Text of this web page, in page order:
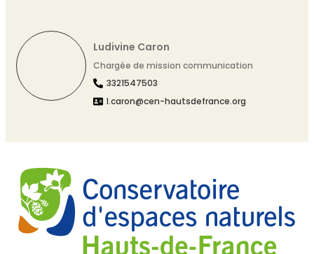
Ludivine Caron
Chargée de mission communication
3321547503
l.caron@cen-hautsdefrance.org